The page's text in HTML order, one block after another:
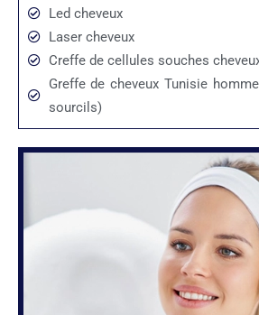
Led cheveux
Laser cheveux
Creffe de cellules souches
Greffe de cheveux Tunisie
sourcils)